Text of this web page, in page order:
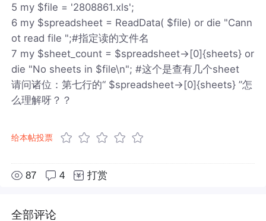
5 my $file = '2808861.xls';
6 my $spreadsheet = ReadData( $file) or die "Cann
ot read file ";#指定读的文件名
7 my $sheet_count = $spreadsheet->[0]{sheets} or
die "No sheets in $file\n"; #这个是查有几个sheet
请问诸位：第七行的“ $spreadsheet->[0]{sheets} ”怎
么理解呀？？
给本帖投票
87 4 打赏
全部评论